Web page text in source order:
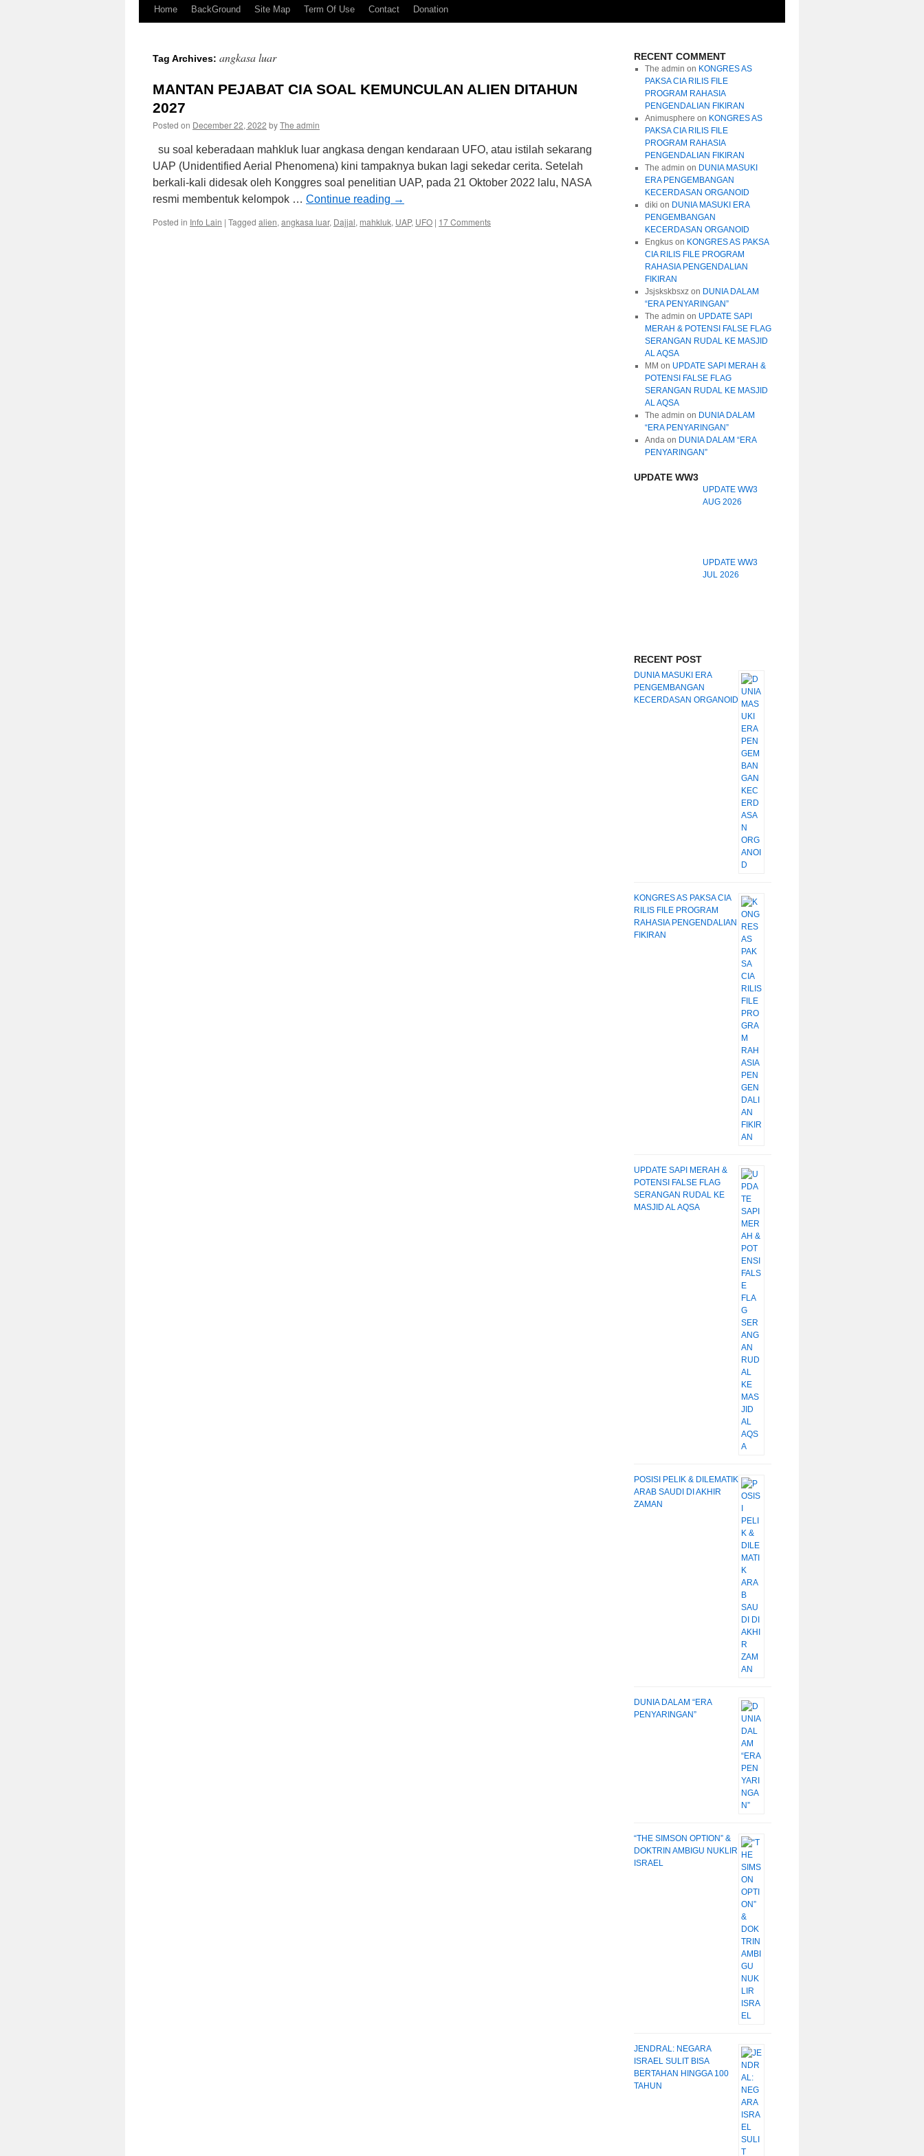
Home BackGround Site Map Term Of Use Contact Donation
Tag Archives: angkasa luar
MANTAN PEJABAT CIA SOAL KEMUNCULAN ALIEN DITAHUN
2027
Posted on December 22, 2022 byThe admin
su soal keberadaan mahkluk luar angkasa dengan kendaraan UFO, atau istilah sekarang
UAP (Unidentified Aerial Phenomena) kini tampaknya bukan lagi sekedar cerita. Setelah
berkali-kali didesak oleh Konggres soal penelitian UAP, pada 21 Oktober 2022 lalu, NASA
resmi membentuk kelompok … Continue reading →
Posted in Info Lain | Tagged alien, angkasa luar, Dajjal, mahkluk, UAP, UFO | 17 Comments
RECENT COMMENT
The admin on KONGRES AS
PAKSA CIA RILIS FILE
PROGRAM RAHASIA
PENGENDALIAN FIKIRAN
Animusphere on KONGRES AS
PAKSA CIA RILIS FILE
PROGRAM RAHASIA
PENGENDALIAN FIKIRAN
The admin on DUNIA MASUKI
ERA PENGEMBANGAN
KECERDASAN ORGANOID
diki on DUNIA MASUKI ERA
PENGEMBANGAN
KECERDASAN ORGANOID
Engkuson KONGRES AS PAKSA
CIA RILIS FILE PROGRAM
RAHASIA PENGENDALIAN
FIKIRAN
Jsjskskbsxzon DUNIA DALAM
“ERA PENYARINGAN”
The admin on UPDATE SAPI
MERAH & POTENSI FALSE FLAG
SERANGAN RUDAL KE MASJID
AL AQSA
MM on UPDATE SAPI MERAH &
POTENSI FALSE FLAG
SERANGAN RUDAL KE MASJID
AL AQSA
The admin on DUNIA DALAM
“ERA PENYARINGAN”
Andaon DUNIA DALAM “ERA
PENYARINGAN”
UPDATE WW3
UPDATE WW3
AUG 2026
UPDATE WW3
JUL 2026
RECENT POST
DUNIA MASUKI ERA
PENGEMBANGAN
KECERDASAN ORGANOID
KONGRES AS PAKSA CIA
RILIS FILE PROGRAM
RAHASIA PENGENDALIAN
FIKIRAN
UPDATE SAPI MERAH &
POTENSI FALSE FLAG
SERANGAN RUDAL KE
MASJID AL AQSA
POSISI PELIK & DILEMATIK
ARAB SAUDI DI AKHIR
ZAMAN
DUNIA DALAM “ERA
PENYARINGAN”
“THE SIMSON OPTION” &
DOKTRIN AMBIGU NUKLIR
ISRAEL
JENDRAL: NEGARA
ISRAEL SULIT BISA
BERTAHAN HINGGA 100
TAHUN